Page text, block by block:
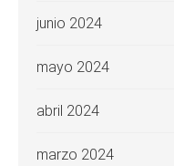
junio 2024
mayo 2024
abril 2024
marzo 2024